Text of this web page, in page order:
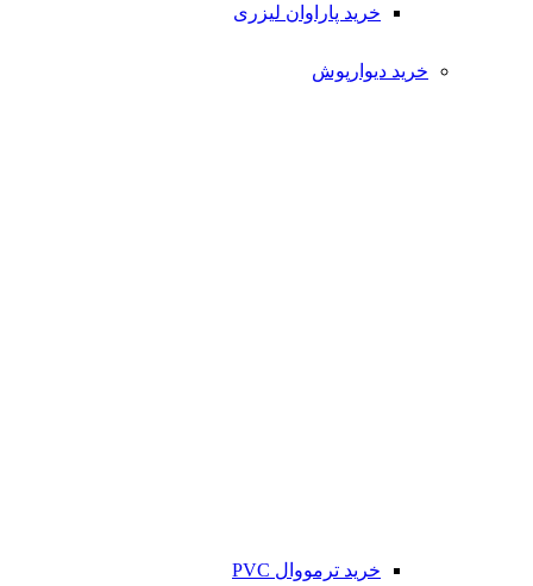
خرید پاراوان لیزری
خرید دیوارپوش
خرید ترمووال PVC